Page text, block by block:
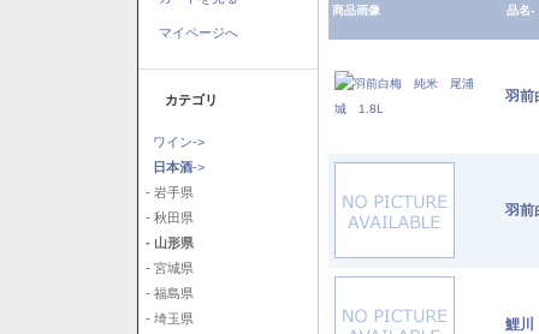
マイページへ
カテゴリ
ワイン->
日本酒->
- 岩手県
- 秋田県
- 山形県
- 宮城県
- 福島県
- 埼玉県
商品画像 品名-
羽
羽
鯉